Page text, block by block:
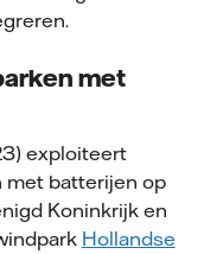
met
exploiteert
met batterijen op
Koninkrijk en
Hollandse